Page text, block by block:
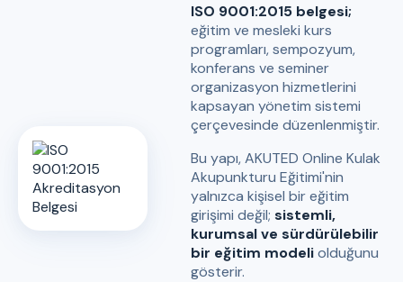
ISO 9001:2015 belgesi;
eğitim ve mesleki kurs
programları, sempozyum,
konferans ve seminer
organizasyon hizmetlerini
kapsayan yönetim sistemi
çerçevesinde düzenlenmiştir.
Bu yapı, AKUTED Online Kulak
Akupunkturu Eğitimi'nin
yalnızca kişisel bir eğitim
girişimi değil; sistemli,
kurumsal ve sürdürülebilir
bir eğitim modeliolduğunu
gösterir.